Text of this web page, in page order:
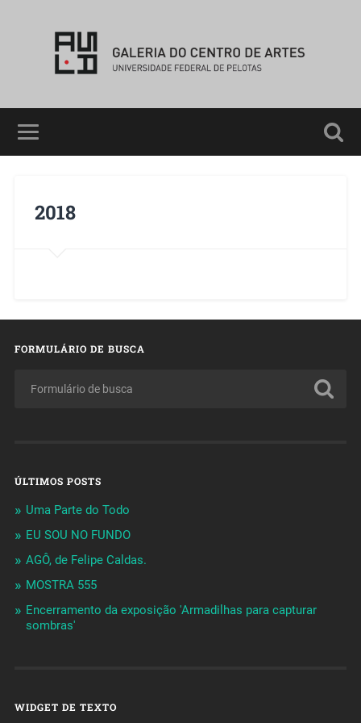
2018
FORMULÁRIO DE BUSCA
ÚLTIMOS POSTS
Uma Parte do Todo
EU SOU NO FUNDO
AGÔ, de Felipe Caldas.
MOSTRA 555
Encerramento da exposição 'Armadilhas para capturar
sombras'
WIDGET DE TEXTO